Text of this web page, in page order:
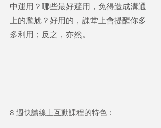
中運用？哪些最好避用，免得造成溝通
上的尷尬？​好用的，課堂上會提醒你多
多利用；反之，亦然。
8 週快讀線上互動課程的特色：